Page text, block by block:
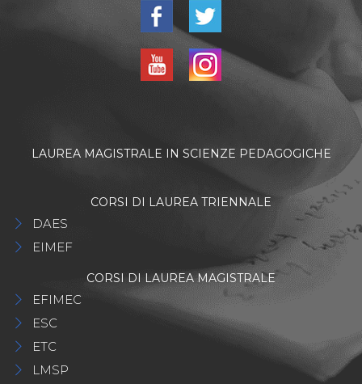
LAUREA MAGISTRALE IN SCIENZE PEDAGOGICHE
CORSI DI LAUREA TRIENNALE
DAES
EIMEF
CORSI DI LAUREA MAGISTRALE
EFIMEC
ESC
ETC
LMSP